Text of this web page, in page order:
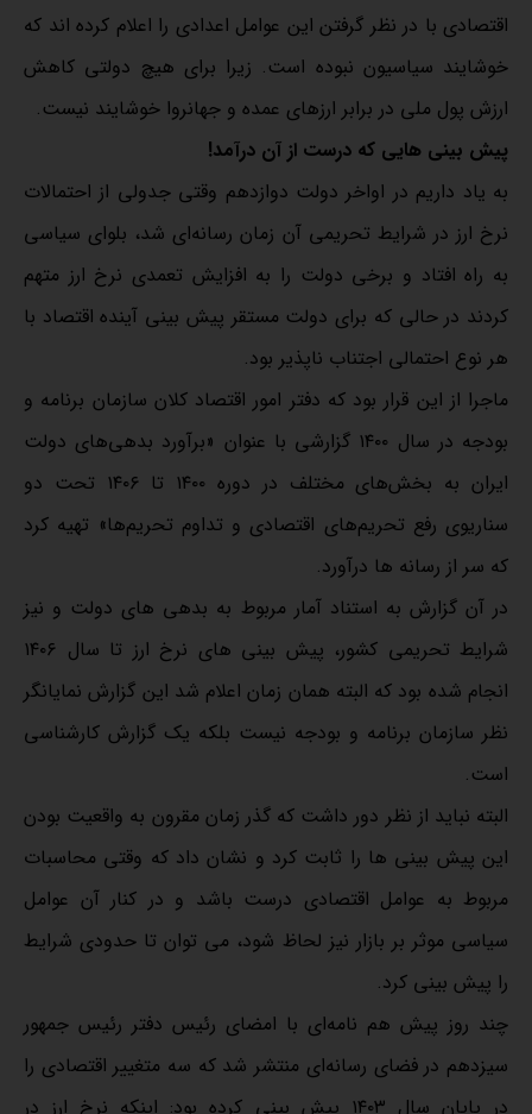
اقتصادی با در نظر گرفتن این عوامل اعدادی را اعلام کرده اند که
خوشایند سیاسیون نبوده است. زیرا برای هیچ دولتی کاهش
ارزش پول ملی در برابر ارزهای عمده و جهانروا خوشایند نیست.
پیش بینی هایی که درست از آن درآمد!
به یاد داریم در اواخر دولت دوازدهم وقتی جدولی از احتمالات
نرخ ارز در شرایط تحریمی آن زمان رسانه‌ای شد، بلوای سیاسی
به راه افتاد و برخی دولت را به افزایش تعمدی نرخ ارز متهم
کردند در حالی که برای دولت مستقر پیش بینی آینده اقتصاد با
هر نوع احتمالی اجتناب ناپذیر بود.
ماجرا از این قرار بود که دفتر امور اقتصاد کلان سازمان برنامه و
بودجه در سال ۱۴۰۰ گزارشی با عنوان «برآورد بدهی‌های دولت
ایران به بخش‌های مختلف در دوره ۱۴۰۰ تا ۱۴۰۶ تحت دو
سناریوی رفع تحریم‌های اقتصادی و تداوم تحریم‌ها» تهیه کرد
که سر از رسانه ها درآورد.
در آن گزارش به استناد آمار مربوط به بدهی های دولت و نیز
شرایط تحریمی کشور، پیش بینی های نرخ ارز تا سال ۱۴۰۶
انجام شده بود که البته همان زمان اعلام شد این گزارش نمایانگر
نظر سازمان برنامه و بودجه نیست بلکه یک گزارش کارشناسی
است.
البته نباید از نظر دور داشت که گذر زمان مقرون به واقعیت بودن
این پیش بینی ها را ثابت کرد و نشان داد که وقتی محاسبات
مربوط به عوامل اقتصادی درست باشد و در کنار آن عوامل
سیاسی موثر بر بازار نیز لحاظ شود، می توان تا حدودی شرایط
را پیش بینی کرد.
چند روز پیش هم نامه‌ای با امضای رئیس دفتر رئیس جمهور
سیزدهم در فضای رسانه‌ای منتشر شد که سه متغییر اقتصادی را
در پایان سال ۱۴۰۳ پیش بینی کرده بود: اینکه نرخ ارز در